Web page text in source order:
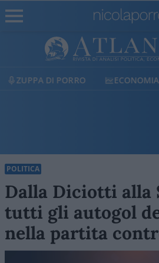
ECONOMIA LIBERILIBRI
POLITICA
Dalla Diciotti alla
tutti gli autogol
nella partita